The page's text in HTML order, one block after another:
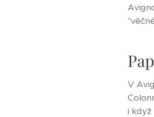
V
i když